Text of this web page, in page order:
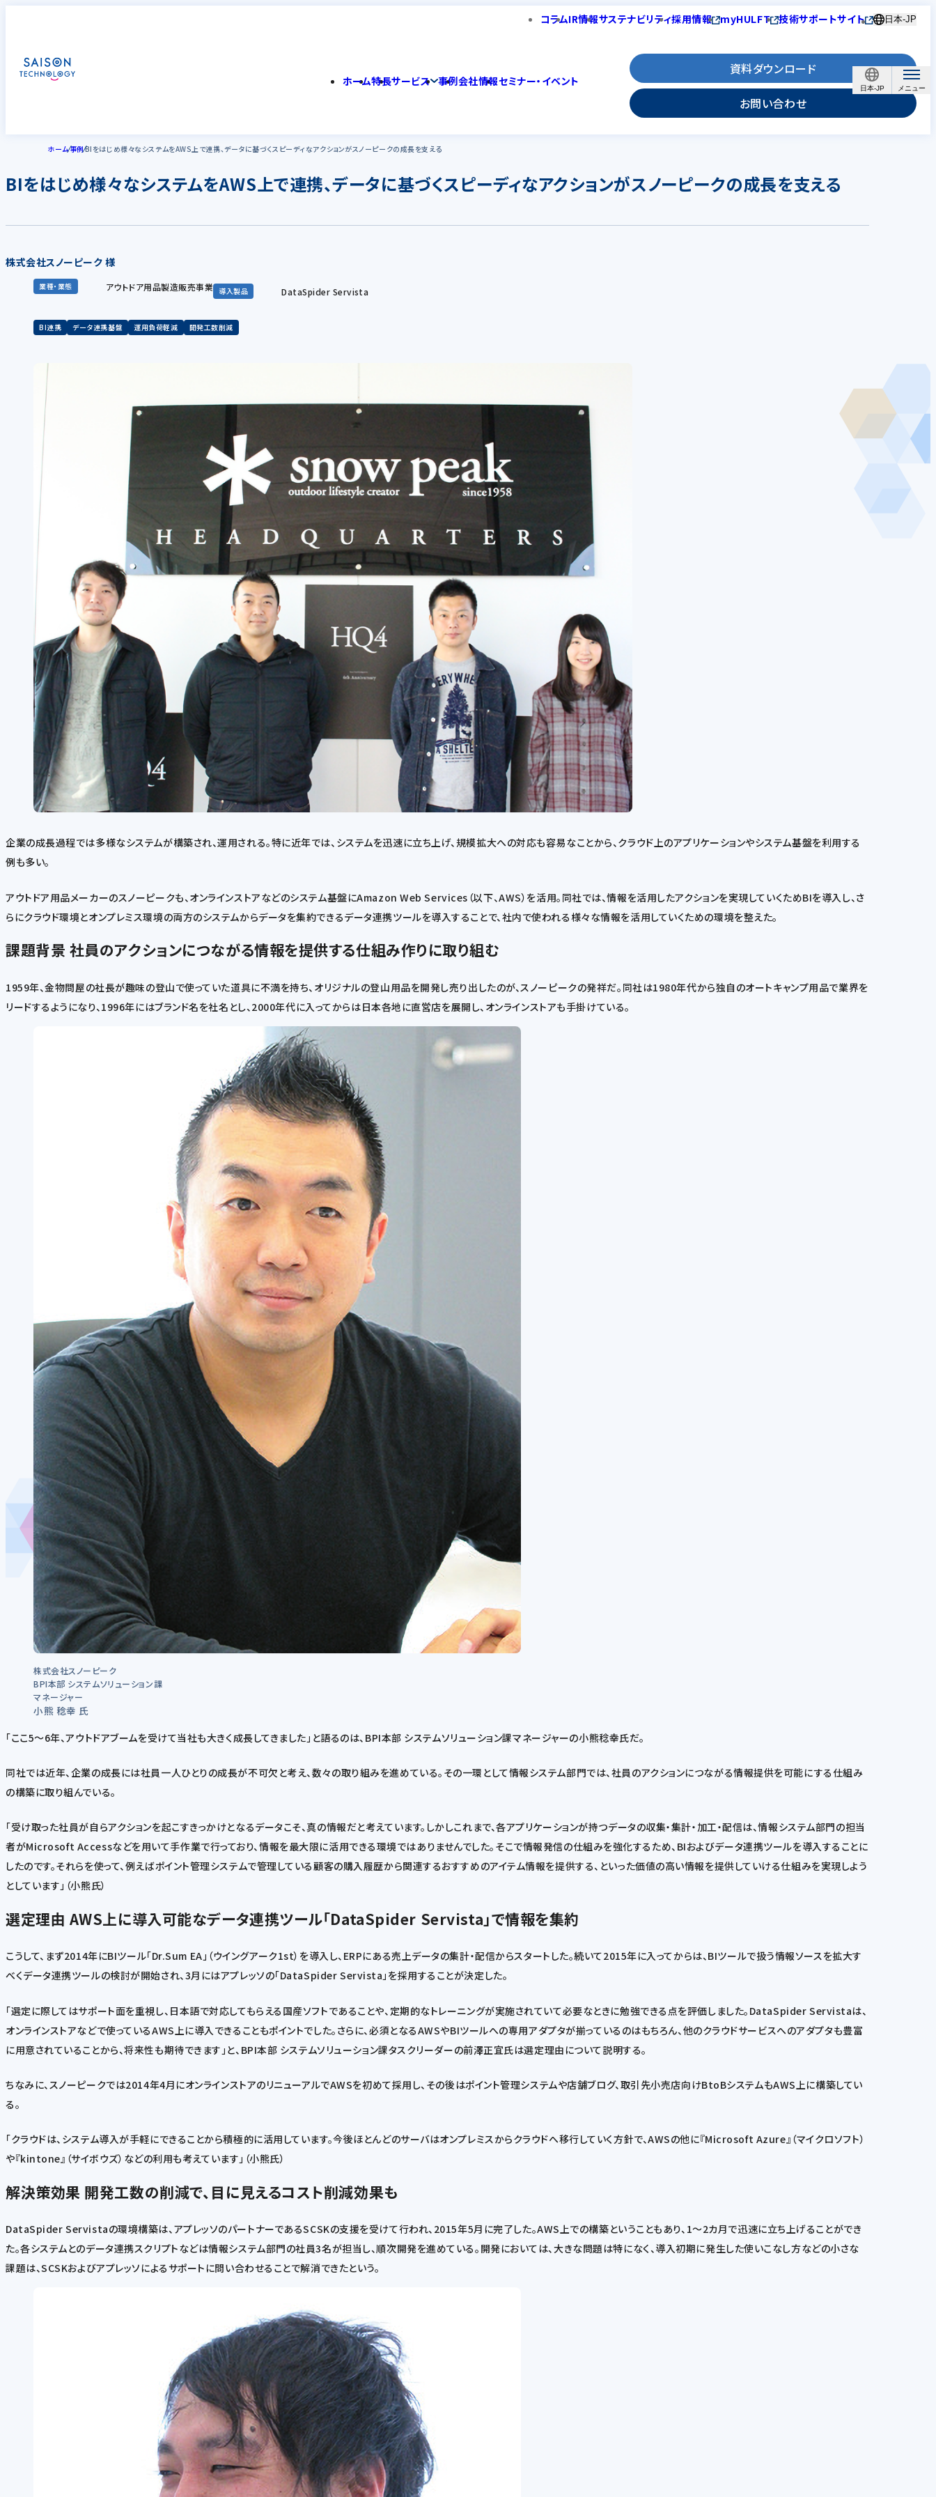
日本-JP
コラムIR情報サステナビリティ採用情報 myHULFT 技術サポートサイト 日本-JP
ホーム特長サービス 事例会社情報セミナー・イベント
資料ダウンロード
お問い合わせ
ホーム事例BIをはじめ様々なシステムをAWS上で連携、データに基づくスピーディなアクションがスノーピークの成長を支える
BIをはじめ様々なシステムをAWS上で連携、データに基づくスピーディなアクションがスノーピークの成長を支える
株式会社スノーピーク 様
業種・業態 アウトドア用品製造販売事業 導入製品 DataSpider Servista
BI連携 データ連携基盤 運用負荷軽減 開発工数削減
企業の成長過程では多様なシステムが構築され、運用される。特に近年では、システムを迅速に立ち上げ、規模拡大への対応も容易なことから、クラウド上のアプリケーションやシステム基盤を利用する
例も多い。
アウトドア用品メーカーのスノーピークも、オンラインストアなどのシステム基盤にAmazon Web Services（以下、AWS）を活用。同社では、情報を活用したアクションを実現していくためBIを導入し、さ
らにクラウド環境とオンプレミス環境の両方のシステムからデータを集約できるデータ連携ツールを導入することで、社内で使われる様々な情報を活用していくための環境を整えた。
課題背景 社員のアクションにつながる情報を提供する仕組み作りに取り組む
1959年、金物問屋の社長が趣味の登山で使っていた道具に不満を持ち、オリジナルの登山用品を開発し売り出したのが、スノーピークの発祥だ。同社は1980年代から独自のオートキャンプ用品で業界を
リードするようになり、1996年にはブランド名を社名とし、2000年代に入ってからは日本各地に直営店を展開し、オンラインストアも手掛けている。
株式会社スノーピーク
BPI本部 システムソリューション課
マネージャー
小熊 稔幸 氏
「ここ5～6年、アウトドアブームを受けて当社も大きく成長してきました」と語るのは、BPI本部 システムソリューション課マネージャーの小熊稔幸氏だ。
同社では近年、企業の成長には社員一人ひとりの成長が不可欠と考え、数々の取り組みを進めている。その一環として情報システム部門では、社員のアクションにつながる情報提供を可能にする仕組み
の構築に取り組んでいる。
「受け取った社員が自らアクションを起こすきっかけとなるデータこそ、真の情報だと考えています。しかしこれまで、各アプリケーションが持つデータの収集・集計・加工・配信は、情報システム部門の担当
者がMicrosoft Accessなどを用いて手作業で行っており、情報を最大限に活用できる環境ではありませんでした。そこで情報発信の仕組みを強化するため、BIおよびデータ連携ツールを導入することに
したのです。それらを使って、例えばポイント管理システムで管理している顧客の購入履歴から関連するおすすめのアイテム情報を提供する、といった価値の高い情報を提供していける仕組みを実現しよう
としています」（小熊氏）
選定理由 AWS上に導入可能なデータ連携ツール「DataSpider Servista」で情報を集約
こうして、まず2014年にBIツール「Dr.Sum EA」（ウイングアーク1st）を導入し、ERPにある売上データの集計・配信からスタートした。続いて2015年に入ってからは、BIツールで扱う情報ソースを拡大す
べくデータ連携ツールの検討が開始され、3月にはアプレッソの「DataSpider Servista」を採用することが決定した。
「選定に際してはサポート面を重視し、日本語で対応してもらえる国産ソフトであることや、定期的なトレーニングが実施されていて必要なときに勉強できる点を評価しました。DataSpider Servistaは、
オンラインストアなどで使っているAWS上に導入できることもポイントでした。さらに、必須となるAWSやBIツールへの専用アダプタが揃っているのはもちろん、他のクラウドサービスへのアダプタも豊富
に用意されていることから、将来性も期待できます」と、BPI本部 システムソリューション課タスクリーダーの前澤正宜氏は選定理由について説明する。
ちなみに、スノーピークでは2014年4月にオンラインストアのリニューアルでAWSを初めて採用し、その後はポイント管理システムや店舗ブログ、取引先小売店向けBtoBシステムもAWS上に構築してい
る。
「クラウドは、システム導入が手軽にできることから積極的に活用しています。今後ほとんどのサーバはオンプレミスからクラウドへ移行していく方針で、AWSの他に『Microsoft Azure』（マイクロソフト）
や『kintone』（サイボウズ）などの利用も考えています」（小熊氏）
解決策効果 開発工数の削減で、目に見えるコスト削減効果も
DataSpider Servistaの環境構築は、アプレッソのパートナーであるSCSKの支援を受けて行われ、2015年5月に完了した。AWS上での構築ということもあり、1～2カ月で迅速に立ち上げることができ
た。各システムとのデータ連携スクリプトなどは情報システム部門の社員3名が担当し、順次開発を進めている。開発においては、大きな問題は特になく、導入初期に発生した使いこなし方などの小さな
課題は、SCSKおよびアプレッソによるサポートに問い合わせることで解消できたという。